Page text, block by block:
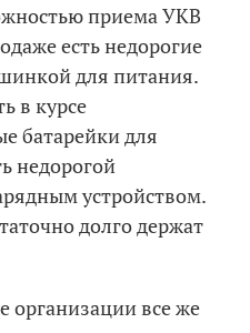
приема УКВ
есть недорогие
для питания.
в курсе
батарейки для
недорогой
устройством.
долго держат
организации все же